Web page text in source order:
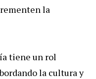
la
tiene un rol
la cultura y